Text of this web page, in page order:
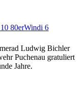
Ludwig Bichler
Puchenau gratuliert
Jahre.